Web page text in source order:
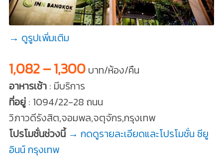
→ ดูรูปเพิ่มเติม
1,082 – 1,300บาท/ห้อง/คืน
อาหารเช้า: มีบริการ
ที่อยู่: 1094/22-28 ถนน
วิภาวดีรังสิต,จอมพล,จตุจักร,กรุงเทพ
โปรโมชั่นช่วงนี้ → กดดูรายละเอียดและโปรโมชั่น ซียู
อินน์ กรุงเทพ